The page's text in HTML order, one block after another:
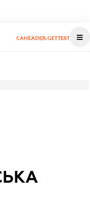
CAHEADER.GETTEST